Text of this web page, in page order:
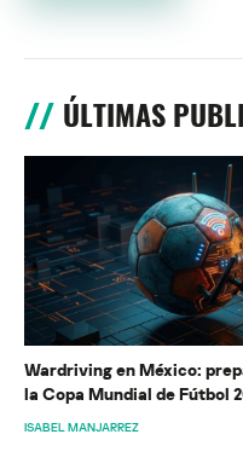
ÚLTIMAS
Wardriving en México:
la Copa Mundial de Fútbol
ISABEL MANJARREZ